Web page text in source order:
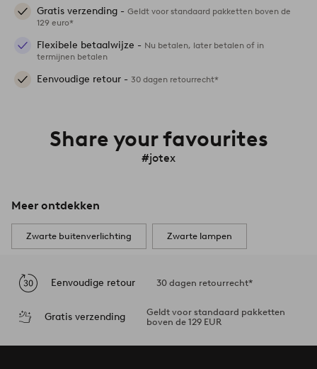
Gratis verzending - Geldt voor standaard pakketten boven de
129 euro*
Flexibele betaalwijze - Nu betalen, later betalen of in
termijnen betalen
Eenvoudige retour - 30 dagen retourrecht*
Share your favourites
#jotex
Meer ontdekken
Zwarte buitenverlichting Zwarte lampen
Eenvoudige retour 30 dagen retourrecht*
Gratis verzending
Geldt voor standaard pakketten
boven de 129 EUR